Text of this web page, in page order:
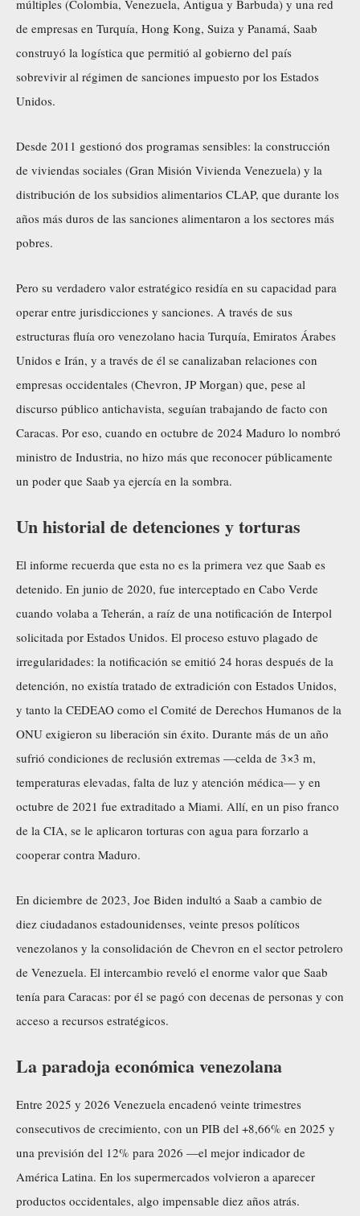
múltiples (Colombia, Venezuela, Antigua y Barbuda) y una red
de empresas en Turquía, Hong Kong, Suiza y Panamá, Saab
construyó la logística que permitió al gobierno del país
sobrevivir al régimen de sanciones impuesto por los Estados
Unidos.
Desde 2011 gestionó dos programas sensibles: la construcción
de viviendas sociales (Gran Misión Vivienda Venezuela) y la
distribución de los subsidios alimentarios CLAP, que durante los
años más duros de las sanciones alimentaron a los sectores más
pobres.
Pero su verdadero valor estratégico residía en su capacidad para
operar entre jurisdicciones y sanciones. A través de sus
estructuras fluía oro venezolano hacia Turquía, Emiratos Árabes
Unidos e Irán, y a través de él se canalizaban relaciones con
empresas occidentales (Chevron, JP Morgan) que, pese al
discurso público antichavista, seguían trabajando de facto con
Caracas. Por eso, cuando en octubre de 2024 Maduro lo nombró
ministro de Industria, no hizo más que reconocer públicamente
un poder que Saab ya ejercía en la sombra.
Un historial de detenciones y torturas
El informe recuerda que esta no es la primera vez que Saab es
detenido. En junio de 2020, fue interceptado en Cabo Verde
cuando volaba a Teherán, a raíz de una notificación de Interpol
solicitada por Estados Unidos. El proceso estuvo plagado de
irregularidades: la notificación se emitió 24 horas después de la
detención, no existía tratado de extradición con Estados Unidos,
y tanto la CEDEAO como el Comité de Derechos Humanos de la
ONU exigieron su liberación sin éxito. Durante más de un año
sufrió condiciones de reclusión extremas —celda de 3×3 m,
temperaturas elevadas, falta de luz y atención médica— y en
octubre de 2021 fue extraditado a Miami. Allí, en un piso franco
de la CIA, se le aplicaron torturas con agua para forzarlo a
cooperar contra Maduro.
En diciembre de 2023, Joe Biden indultó a Saab a cambio de
diez ciudadanos estadounidenses, veinte presos políticos
venezolanos y la consolidación de Chevron en el sector petrolero
de Venezuela. El intercambio reveló el enorme valor que Saab
tenía para Caracas: por él se pagó con decenas de personas y con
acceso a recursos estratégicos.
La paradoja económica venezolana
Entre 2025 y 2026 Venezuela encadenó veinte trimestres
consecutivos de crecimiento, con un PIB del +8,66% en 2025 y
una previsión del 12% para 2026 —el mejor indicador de
América Latina. En los supermercados volvieron a aparecer
productos occidentales, algo impensable diez años atrás.